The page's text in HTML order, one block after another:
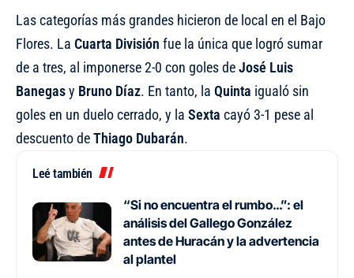
Las categorías más grandes hicieron de local en el Bajo
Flores. La Cuarta División fue la única que logró sumar
de a tres, al imponerse 2-0 con goles deJosé Luis
Banegasy Bruno Díaz. En tanto, la Quinta igualó sin
goles en un duelo cerrado, y la Sexta cayó 3-1 pese al
descuento deThiago Dubarán.
Leé también
“Si no encuentra el rumbo…”: el
análisis del Gallego González
antes de Huracán y la advertencia
al plantel